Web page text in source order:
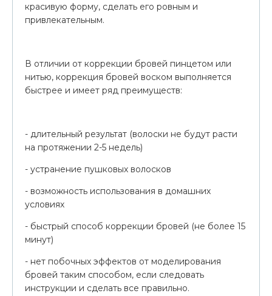
красивую форму, сделать его ровным и
привлекательным.
В отличии от коррекции бровей пинцетом или
нитью, коррекция бровей воском выполняется
быстрее и имеет ряд преимуществ:
- длительный результат (волоски не будут расти
на протяжении 2-5 недель)
- устранение пушковых волосков
- возможность использования в домашних
условиях
- быстрый способ коррекции бровей (не более 15
минут)
- нет побочных эффектов от моделирования
бровей таким способом, если следовать
инструкции и сделать все правильно.